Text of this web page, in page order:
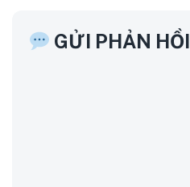
GỬI PHẢN HỒI